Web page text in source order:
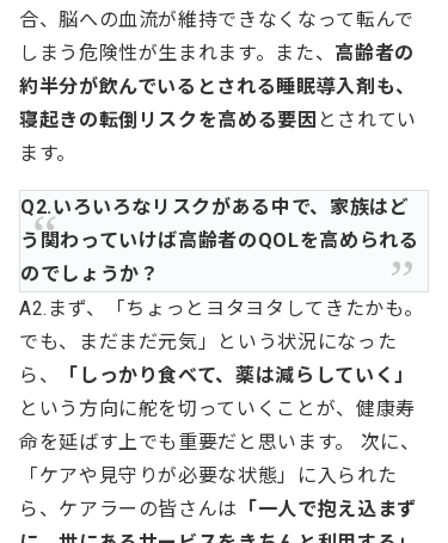
合、脳への血流が維持できなくなって転んで
しまう危険性が生まれます。また、 高齢者の
約半分が飲んでいるとされる睡眠導入剤も、
寝起きの転倒リスクを高める要因 とされてい
ます。
Q2.いろいろなリスクがある中で、家族はど
う関わっていけば高齢者のQOLを高められる
のでしょうか？
A2.まず、「ちょっとヨタヨタしてきたかも。
でも、まだまだ元気」という状況になった
ら、
「しっかり食べて、薬は減らしていく」
という方向に舵を切っていくことが、健康寿
命を延ばす上でも重要だと思います。
次に、
「ケアや見守りが必要な状態」に入られた
ら、ケアラーの皆さんは
「一人で抱え込まず